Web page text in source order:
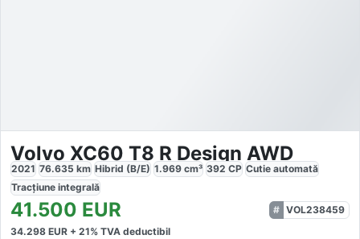
Volvo XC60 T8 R Design AWD
2021 76.635 km Hibrid (B/E) 1.969 cm³ 392 CP Cutie automată
Tracțiune integrală
41.500 EUR
VOL238459
34.298 EUR + 21% TVA deductibil